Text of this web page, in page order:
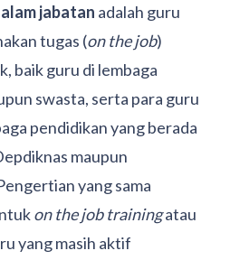
jabatan adalah guru
tugas (on the job)
baik guru di lembaga
swasta, serta para guru
pendidikan yang berada
maupun
yang sama
on the job trainingatau
yang masih aktif